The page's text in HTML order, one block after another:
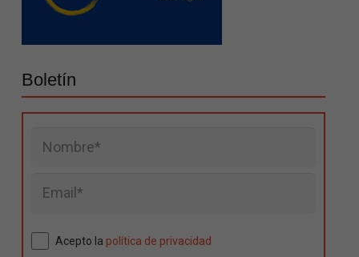
Boletín
Acepto la política de privacidad